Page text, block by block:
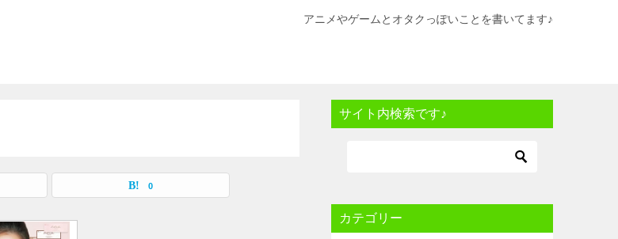
アニメやゲームとオタクっぽいことを書いてます♪
0
サイト内検索です♪
カテゴリー